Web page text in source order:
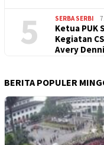
5 SERBA SERBI
Ketua PUK
Kegiatan
Avery
BERITA POPULER